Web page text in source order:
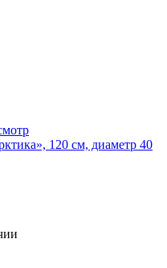
120 см, диаметр 40